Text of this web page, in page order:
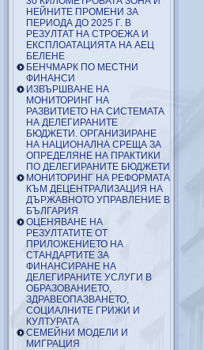
НЕЙНИТЕ ПРОМЕНИ ЗА
ПЕРИОДА ДО 2025 Г. В
РЕЗУЛТАТ НА СТРОЕЖА И
ЕКСПЛОАТАЦИЯТА НА АЕЦ
БЕЛЕНЕ
БЕНЧМАРК ПО МЕСТНИ
ФИНАНСИ
ИЗВЪРШВАНЕ НА
МОНИТОРИНГ НА
РАЗВИТИЕТО НА СИСТЕМАТА
НА ДЕЛЕГИРАНИТЕ
БЮДЖЕТИ. ОРГАНИЗИРАНЕ
НА НАЦИОНАЛНА СРЕЩА ЗА
ОПРЕДЕЛЯНЕ НА ПРАКТИКИ
ПО ДЕЛЕГИРАНИТЕ БЮДЖЕТИ
МОНИТОРИНГ НА РЕФОРМАТА
КЪМ ДЕЦЕНТРАЛИЗАЦИЯ НА
ДЪРЖАВНОТО УПРАВЛЕНИЕ В
БЪЛГАРИЯ
ОЦЕНЯВАНЕ НА
РЕЗУЛТАТИТЕ ОТ
ПРИЛОЖЕНИЕТО НА
СТАНДАРТИТЕ ЗА
ФИНАНСИРАНЕ НА
ДЕЛЕГИРАНИТЕ УСЛУГИ В
ОБРАЗОВАНИЕТО,
ЗДРАВЕОПАЗВАНЕТО,
СОЦИАЛНИТЕ ГРИЖИ И
КУЛТУРАТА
СЕМЕЙНИ МОДЕЛИ И
МИГРАЦИЯ